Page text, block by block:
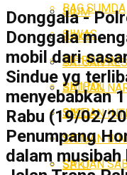
SIUM
SPKT
SATUAN
SATUAN
SATUAN
SATUAN
SATUAN
BAG SUMDA
SIWAS
SIPROPAM
SITIPOL
SIKEU
SIUM
SPKT
Donggala -
Donggala
mobil dari
Sindue yg
menyebabkan
Rabu (19/02/
Penumpang
dalam